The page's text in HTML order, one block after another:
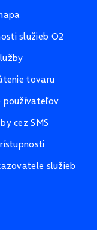
služieb O2
tovaru
používateľov
cez SMS
služieb